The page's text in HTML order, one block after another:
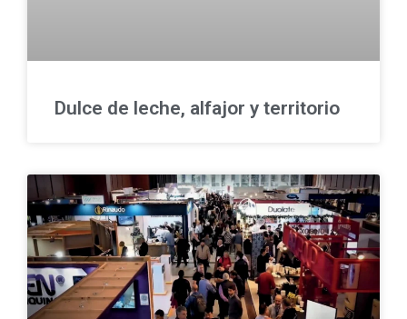
Dulce de leche, alfajor y territorio